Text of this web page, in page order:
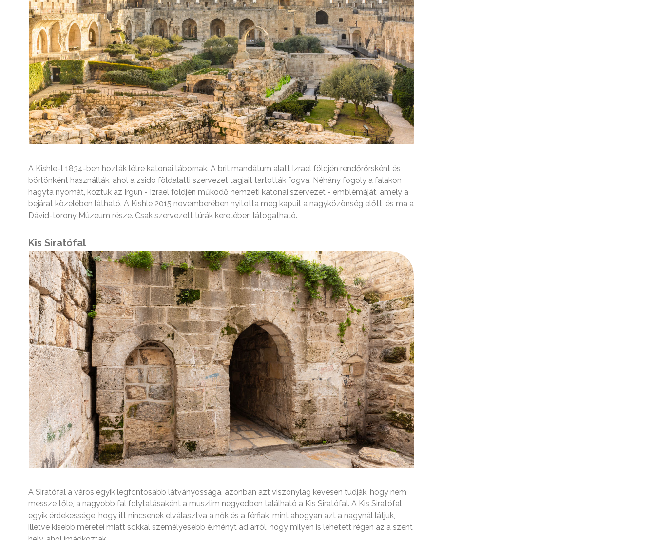
A Kishle-t 1834-ben hozták létre katonai tábornak. A brit mandátum alatt Izrael földjén rendőrőrsként és
börtönként használták, ahol a zsidó földalatti szervezet tagjait tartották fogva. Néhány fogoly a falakon
hagyta nyomát, köztük az Irgun - Izrael földjén működő nemzeti katonai szervezet - emblémáját, amely a
bejárat közelében látható. A Kishle 2015 novemberében nyitotta meg kapuit a nagyközönség előtt, és ma a
Dávid-torony Múzeum része. Csak szervezett túrák keretében látogatható.
Kis Siratófal
A Siratófal a város egyik legfontosabb látványossága, azonban azt viszonylag kevesen tudják, hogy nem
messze tőle, a nagyobb fal folytatásaként a muszlim negyedben található a Kis Siratófal. A Kis Siratófal
egyik érdekessége, hogy itt nincsenek elválasztva a nők és a férfiak, mint ahogyan azt a nagynál látjuk,
illetve kisebb méretei miatt sokkal személyesebb élményt ad arról, hogy milyen is lehetett régen az a szent